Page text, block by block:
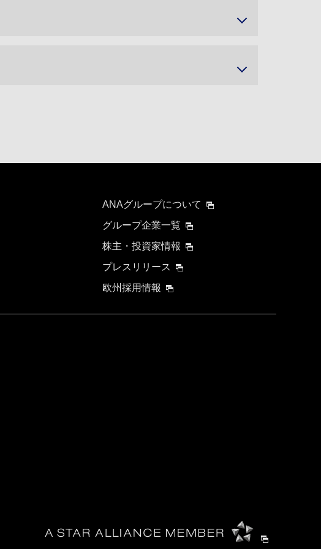
ANAグループについて
グループ企業一覧
株主・投資家情報
プレスリリース
欧州採用情報